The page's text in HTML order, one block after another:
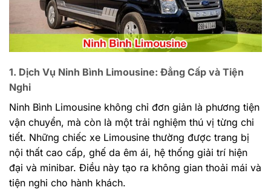
1. Dịch Vụ Ninh Bình Limousine: Đẳng Cấp và Tiện
Nghi
Ninh Bình Limousine không chỉ đơn giản là phương tiện
vận chuyển, mà còn là một trải nghiệm thú vị từng chi
tiết. Những chiếc xe Limousine thường được trang bị
nội thất cao cấp, ghế da êm ái, hệ thống giải trí hiện
đại và minibar. Điều này tạo ra không gian thoải mái và
tiện nghi cho hành khách.